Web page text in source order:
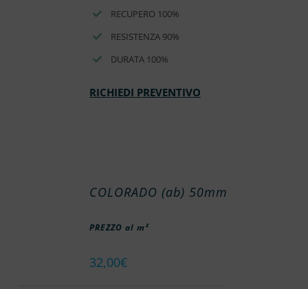
RECUPERO 100%
RESISTENZA 90%
DURATA 100%
RICHIEDI PREVENTIVO
COLORADO (ab) 50mm
PREZZO al m²
32,00€